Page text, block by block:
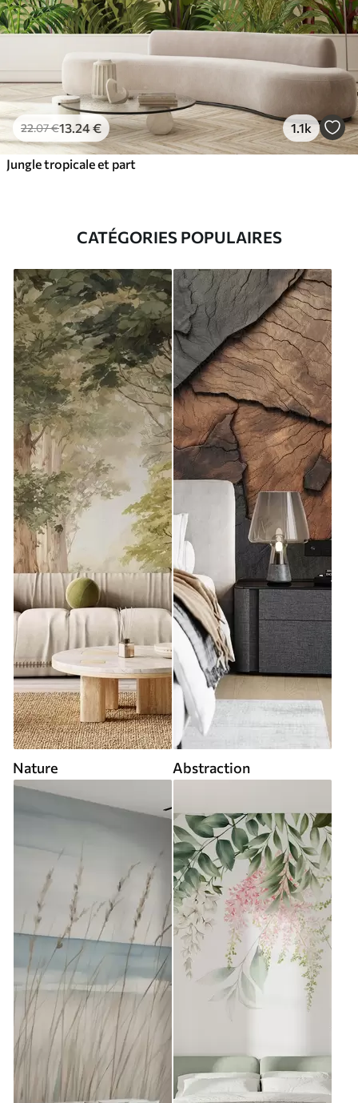
22.07€13 .24€ 1.1k
Jungle tropicale et part
CATÉGORIES POPULAIRES
Nature Abstraction